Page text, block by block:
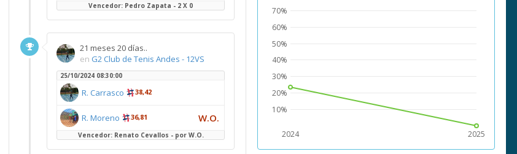
Vencedor: Pedro Zapata - 2 X 0
21 meses 20 días..
en G2 Club de Tenis Andes - 12VS
25/10/2024 08:30:00
R. Carrasco 38,42
R. Moreno 36,81 W.O.
Vencedor: Renato Cevallos - por W.O. 2024 2025
10%
20%
30%
40%
50%
60%
70%